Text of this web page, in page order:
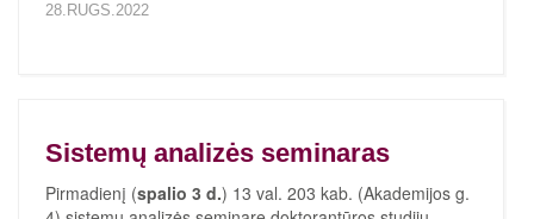
28.RUGS.2022
Sistemų analizės seminaras
Pirmadienį (spalio 3 d.) 13 val. 203 kab. (Akademijos g.